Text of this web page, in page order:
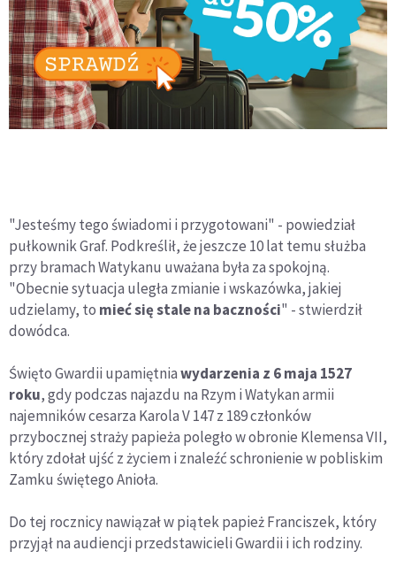
"Jesteśmy tego świadomi i przygotowani" - powiedział
pułkownik Graf. Podkreślił, że jeszcze 10 lat temu służba
przy bramach Watykanu uważana była za spokojną.
"Obecnie sytuacja uległa zmianie i wskazówka, jakiej
udzielamy, to mieć się stale na baczności" - stwierdził
dowódca.
Święto Gwardii upamiętniawydarzenia z 6 maja 1527
roku, gdy podczas najazdu na Rzym i Watykan armii
najemników cesarza Karola V 147 z 189 członków
przybocznej straży papieża poległo w obronie Klemensa VII,
który zdołał ujść z życiem i znaleźć schronienie w pobliskim
Zamku świętego Anioła.
Do tej rocznicy nawiązał w piątek papież Franciszek, który
przyjął na audiencji przedstawicieli Gwardii i ich rodziny.